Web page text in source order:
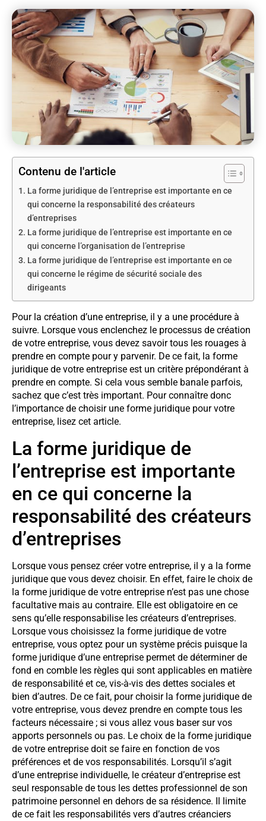
Contenu de l'article
La forme juridique de l’entreprise est importante en ce
qui concerne la responsabilité des créateurs
d’entreprises
La forme juridique de l’entreprise est importante en ce
qui concerne l’organisation de l’entreprise
La forme juridique de l’entreprise est importante en ce
qui concerne le régime de sécurité sociale des
dirigeants
Pour la création d’une entreprise, il y a une procédure à
suivre. Lorsque vous enclenchez le processus de création
de votre entreprise, vous devez savoir tous les rouages à
prendre en compte pour y parvenir. De ce fait, la forme
juridique de votre entreprise est un critère prépondérant à
prendre en compte. Si cela vous semble banale parfois,
sachez que c’est très important. Pour connaître donc
l’importance de choisir une forme juridique pour votre
entreprise, lisez cet article.
La forme juridique de
l’entreprise est importante
en ce qui concerne la
responsabilité des créateurs
d’entreprises
Lorsque vous pensez créer votre entreprise, il y a la forme
juridique que vous devez choisir. En effet, faire le choix de
la forme juridique de votre entreprise n’est pas une chose
facultative mais au contraire. Elle est obligatoire en ce
sens qu’elle responsabilise les créateurs d’entreprises.
Lorsque vous choisissez la forme juridique de votre
entreprise, vous optez pour un système précis puisque la
forme juridique d’une entreprise permet de déterminer de
fond en comble les règles qui sont applicables en matière
de responsabilité et ce, vis-à-vis des dettes sociales et
bien d’autres. De ce fait, pour choisir la forme juridique de
votre entreprise, vous devez prendre en compte tous les
facteurs nécessaire ; si vous allez vous baser sur vos
apports personnels ou pas. Le choix de la forme juridique
de votre entreprise doit se faire en fonction de vos
préférences et de vos responsabilités. Lorsqu’il s’agit
d’une entreprise individuelle, le créateur d’entreprise est
seul responsable de tous les dettes professionnel de son
patrimoine personnel en dehors de sa résidence. Il limite
de ce fait les responsabilités vers d’autres créanciers